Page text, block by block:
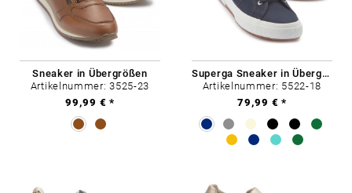
Sneaker in Übergrößen
Artikelnummer: 3525-23
99,99 € *
Superga Sneaker in Übergrößen
Artikelnummer: 5522-18
79,99 € *